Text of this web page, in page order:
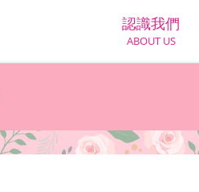
認識我們
ABOUT US